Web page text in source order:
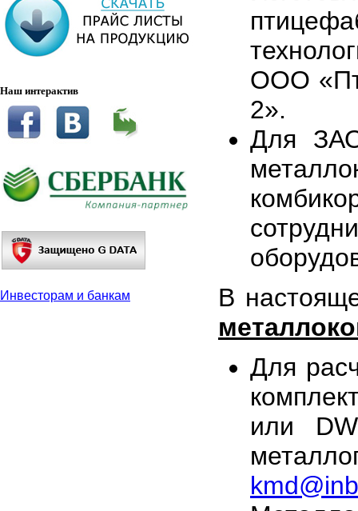
Наш интерактив
Инвесторам и банкам
ООО
2».
Для
В
Для
или
kmd@